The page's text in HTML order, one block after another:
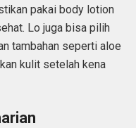
pakai body lotion
Lo juga bisa pilih
tambahan seperti aloe
kulit setelah kena